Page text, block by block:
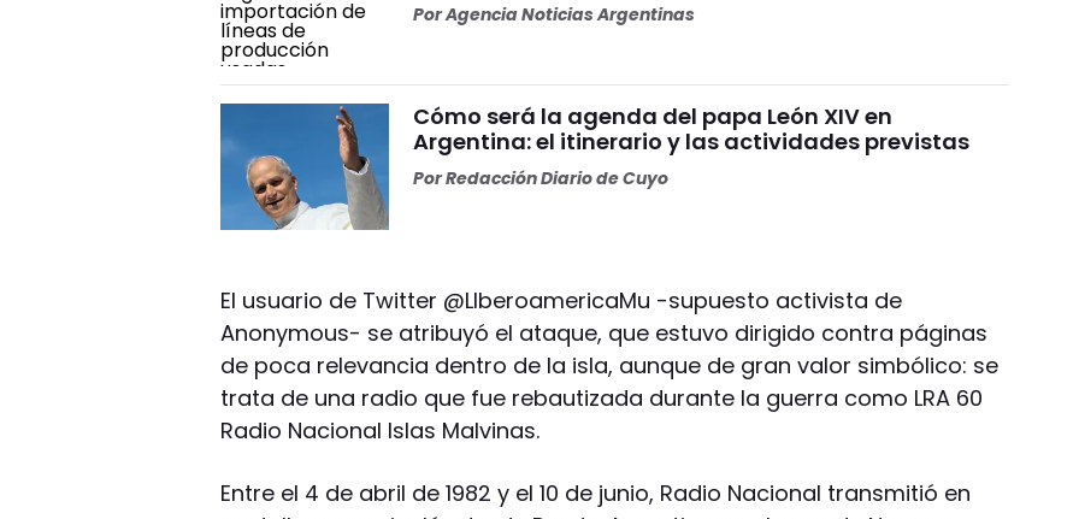
PorAgencia Noticias Argentinas
Cómo será la agenda del papa León XIV en
Argentina: el itinerario y las actividades previstas
PorRedacción Diario de Cuyo
El usuario de Twitter @LIberoamericaMu -supuesto activista de
Anonymous- se atribuyó el ataque, que estuvo dirigido contra páginas
de poca relevancia dentro de la isla, aunque de gran valor simbólico: se
trata de una radio que fue rebautizada durante la guerra como LRA 60
Radio Nacional Islas Malvinas.
Entre el 4 de abril de 1982 y el 10 de junio, Radio Nacional transmitió en